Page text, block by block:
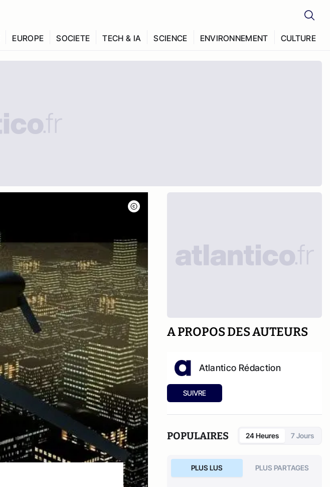
EUROPE SOCIETE TECH & IA SCIENCE ENVIRONNEMENT CULTURE
A PROPOS DES AUTEURS
Atlantico Rédaction
SUIVRE
POPULAIRES 24 Heures 7 Jours
PLUS LUS PLUS PARTAGES